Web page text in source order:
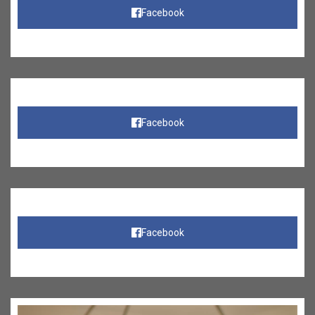
Facebook
Facebook
Facebook